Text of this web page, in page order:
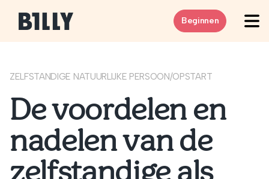
Beginnen
ZELFSTANDIGE NATUURLIJKE PERSOON/OPSTART
De voordelen en
nadelen van de